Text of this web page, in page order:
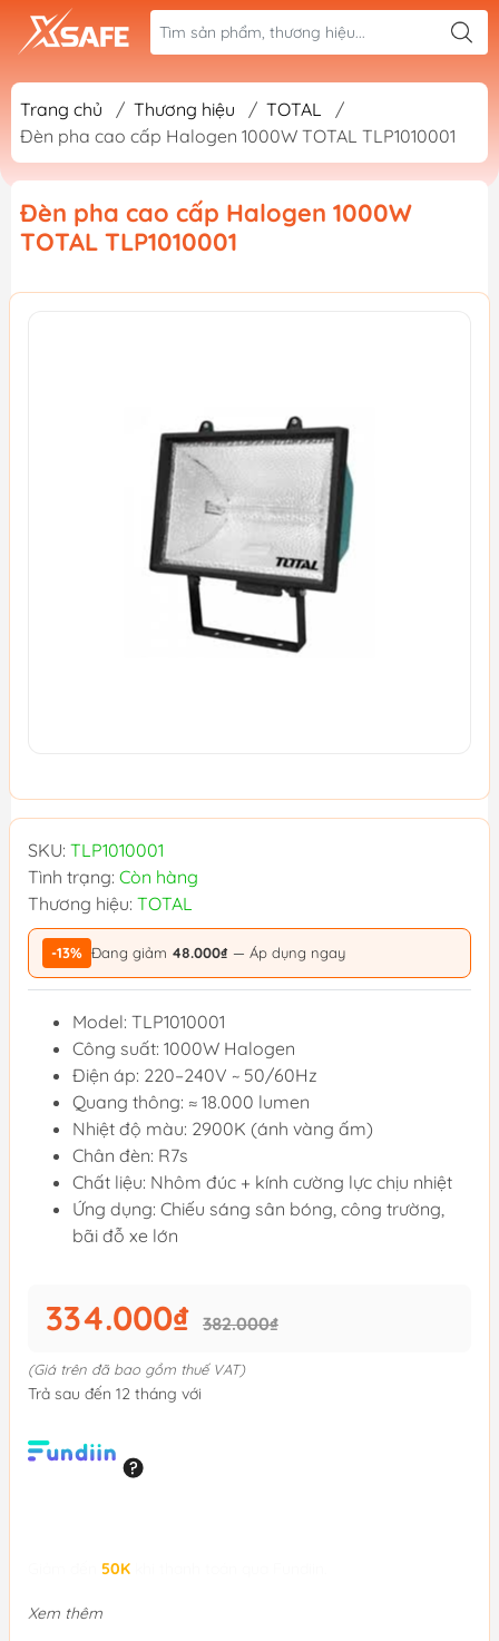
Trang chủ / Thương hiệu / TOTAL
/
Đèn pha cao cấp Halogen 1000W TOTAL TLP1010001
Đèn pha cao cấp Halogen 1000W
TOTAL TLP1010001
SKU: TLP1010001
Tình trạng: Còn hàng
Thương hiệu: TOTAL
-13% Đang giảm 48.000₫ — Áp dụng ngay
Model: TLP1010001
Công suất: 1000W Halogen
Điện áp: 220–240V ~ 50/60Hz
Quang thông: ≈ 18.000 lumen
Nhiệt độ màu: 2900K (ánh vàng ấm)
Chân đèn: R7s
Chất liệu: Nhôm đúc + kính cường lực chịu nhiệt
Ứng dụng: Chiếu sáng sân bóng, công trường,
bãi đỗ xe lớn
334.000₫ 382.000₫
(Giá trên đã bao gồm thuế VAT)
Trả sau đến 12 tháng với
50K
Xem thêm